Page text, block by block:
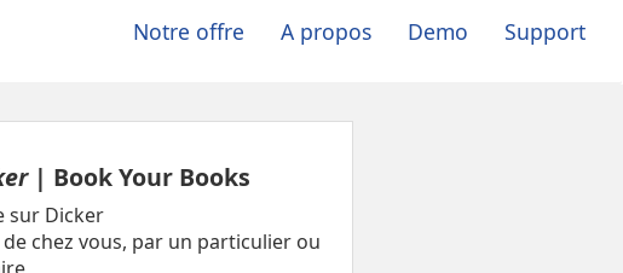
Notre offre A propos Demo Support
| Book Your Books
sur Dicker
chez vous, par un particulier ou